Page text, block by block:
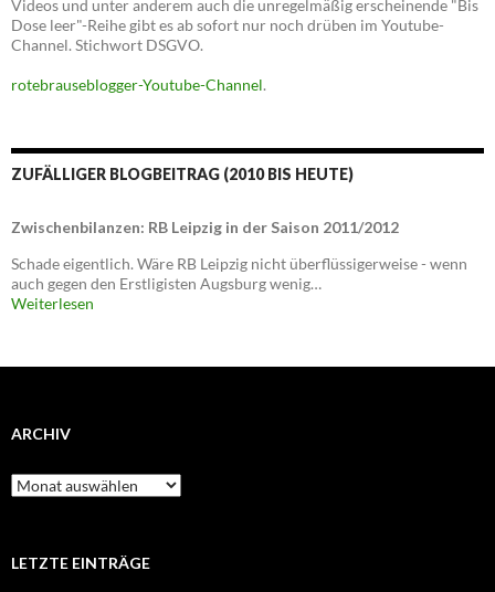
Videos und unter anderem auch die unregelmäßig erscheinende "Bis
Dose leer"-Reihe gibt es ab sofort nur noch drüben im Youtube-
Channel. Stichwort DSGVO.
rotebrauseblogger-Youtube-Channel.
ZUFÄLLIGER BLOGBEITRAG (2010 BIS HEUTE)
Zwischenbilanzen: RB Leipzig in der Saison 2011/2012
Schade eigentlich. Wäre RB Leipzig nicht überflüssigerweise - wenn
auch gegen den Erstligisten Augsburg wenig…
Weiterlesen
ARCHIV
Archiv
LETZTE EINTRÄGE